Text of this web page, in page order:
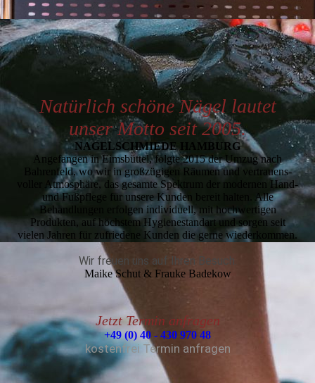
Natürlich schöne Nägel lautet
unser Motto seit 2005.
NAGEL­SCHMIEDE HAMBURG
Angefangen in Eimsbüttel, folgte 2015 der Umzug nach
Bahrenfeld, wo wir in großzügigen Räumen und ver­trau­ens­
voller Atmosphäre, das gesamte Spektrum der modernen Hand-
und Fußpflege für unsere Kunden bereit hal­ten. Alle
Behandlungen erfolgen individuell, mit hochwertigen
Produkten, auf höchstem Hygienestandart und sorgen seit
vielen Jahren für zufriedene Kunden die gerne wiederkommen.
Wir freuen uns auf Ihren Besuch.
Maike Schut & Frauke Badekow
Jetzt Termin anfragen
+49 (0) 40 - 430 970 48
kostenfrei Termin anfragen